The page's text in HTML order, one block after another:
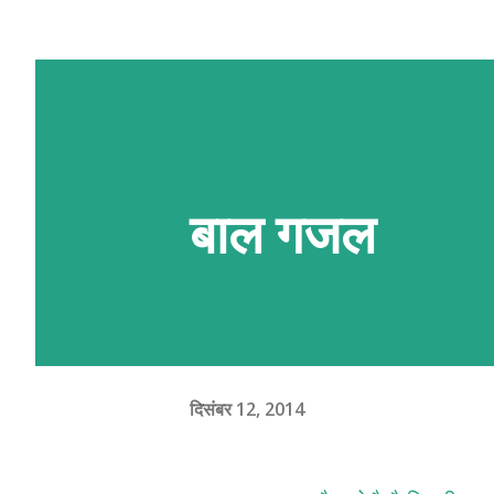
बाल गजल
दिसंबर 12, 2014